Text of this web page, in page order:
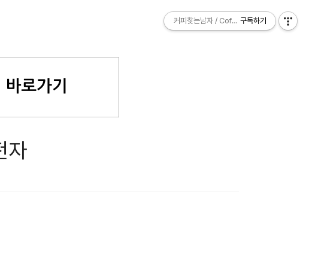
커피찾는남자 / Coffee Explorer
구독하기
자
커피찾는남자 / Coffee Explorer
구독하기